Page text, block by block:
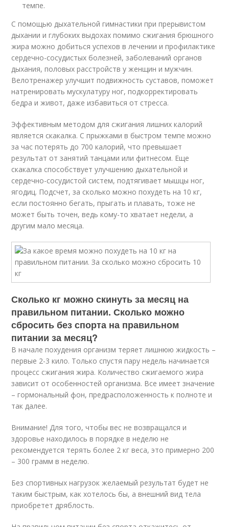
темпе.
С помощью дыхательной гимнастики при прерывистом
дыхании и глубоких выдохах помимо сжигания брюшного
жира можно добиться успехов в лечении и профилактике
сердечно-сосудистых болезней, заболеваний органов
дыхания, половых расстройств у женщин и мужчин.
Велотренажер улучшит подвижность суставов, поможет
натренировать мускулатуру ног, подкорректировать
бедра и живот, даже избавиться от стресса.
Эффективным методом для сжигания лишних калорий
является скакалка. С прыжками в быстром темпе можно
за час потерять до 700 калорий, что превышает
результат от занятий танцами или фитнесом. Еще
скакалка способствует улучшению дыхательной и
сердечно-сосудистой систем, подтягивает мышцы ног,
ягодиц. Подсчет, за сколько можно похудеть на 10 кг,
если постоянно бегать, прыгать и плавать, тоже не
может быть точен, ведь кому-то хватает недели, а
другим мало месяца.
Сколько кг можно скинуть за месяц на
правильном питании. Сколько можно
сбросить без спорта на правильном
питании за месяц?
В начале похудения организм теряет лишнюю жидкость –
первые 2-3 кило. Только спустя пару недель начинается
процесс сжигания жира. Количество сжигаемого жира
зависит от особенностей организма. Все имеет значение
– гормональный фон, предрасположенность к полноте и
так далее.
Внимание! Для того, чтобы вес не возвращался и
здоровье находилось в порядке в неделю не
рекомендуется терять более 2 кг веса, это примерно 200
– 300 грамм в неделю.
Без спортивных нагрузок желаемый результат будет не
таким быстрым, как хотелось бы, а внешний вид тела
приобретет дряблость.